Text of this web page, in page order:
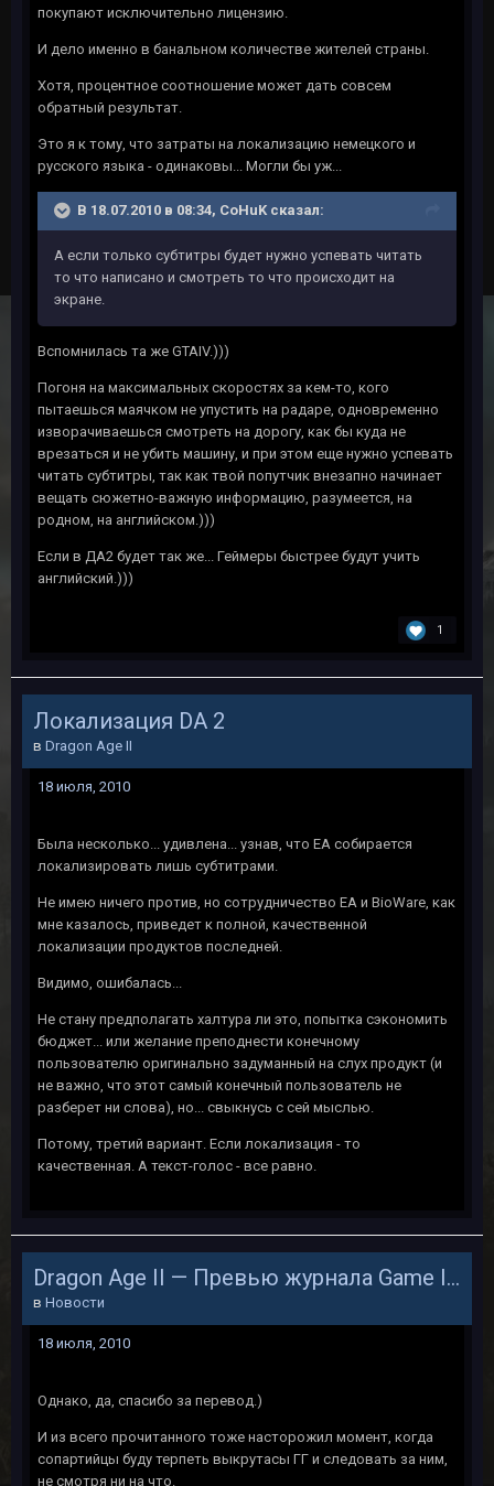
покупают исключительно лицензию.
И дело именно в банальном количестве жителей страны.
Хотя, процентное соотношение может дать совсем
обратный результат.
Это я к тому, что затраты на локализацию немецкого и
русского языка - одинаковы... Могли бы уж...
В 18.07.2010 в 08:34, CoHuK сказал:
А если только субтитры будет нужно успевать читать
то что написано и смотреть то что происходит на
экране.
Вспомнилась та же GTAIV.)))
Погоня на максимальных скоростях за кем-то, кого
пытаешься маячком не упустить на радаре, одновременно
изворачиваешься смотреть на дорогу, как бы куда не
врезаться и не убить машину, и при этом еще нужно успевать
читать субтитры, так как твой попутчик внезапно начинает
вещать сюжетно-важную информацию, разумеется, на
родном, на английском.)))
Если в ДА2 будет так же... Геймеры быстрее будут учить
английский.)))
1
Локализация DA 2
в Dragon Age II
18 июля, 2010
Была несколько... удивлена... узнав, что ЕА собирается
локализировать лишь субтитрами.
Не имею ничего против, но сотрудничество ЕА и BioWare, как
мне казалось, приведет к полной, качественной
локализации продуктов последней.
Видимо, ошибалась...
Не стану предполагать халтура ли это, попытка сэкономить
бюджет... или желание преподнести конечному
пользователю оригинально задуманный на слух продукт (и
не важно, что этот самый конечный пользователь не
разберет ни слова), но... свыкнусь с сей мыслью.
Потому, третий вариант. Если локализация - то
качественная. А текст-голос - все равно.
Dragon Age II — Превью журнала Game Informer на русском языке
в Новости
18 июля, 2010
Однако, да, спасибо за перевод.)
И из всего прочитанного тоже насторожил момент, когда
сопартийцы буду терпеть выкрутасы ГГ и следовать за ним,
не смотря ни на что.